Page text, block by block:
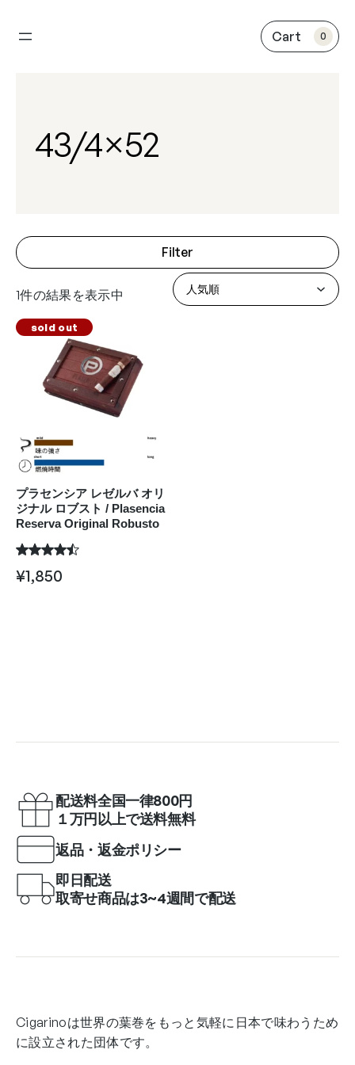
容
0
43/4×52
Filter
1件の結果を表示中
sold out
プラセンシア レゼルバ オリ
ジナル ロブスト / Plasencia
Reserva Original Robusto
¥1,850
配送料全国一律800円
１万円以上で送料無料
返品・返金ポリシー
即日配送
取寄せ商品は3~4週間で配送
Cigarinoは世界の葉巻をもっと気軽に日本で味わうため
に設立された団体です。